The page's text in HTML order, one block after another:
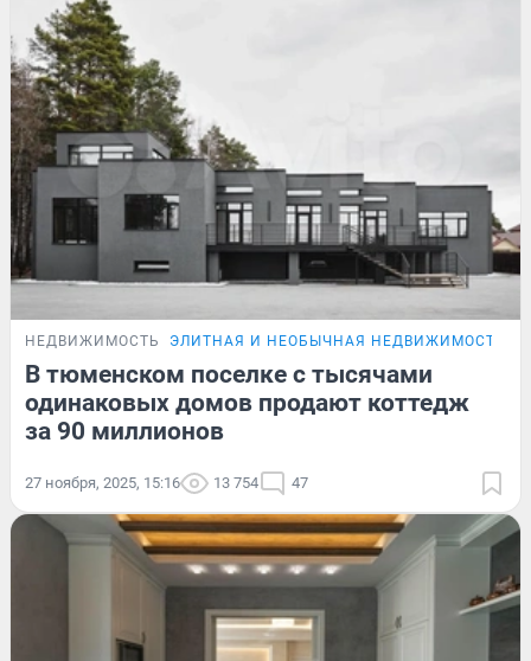
НЕДВИЖИМОСТЬ ЭЛИТНАЯ И НЕОБЫЧНАЯ НЕДВИЖИМОСТЬ
В тюменском поселке с тысячами
одинаковых домов продают коттедж
за 90 миллионов
27 ноября, 2025, 15:16 13 754 47